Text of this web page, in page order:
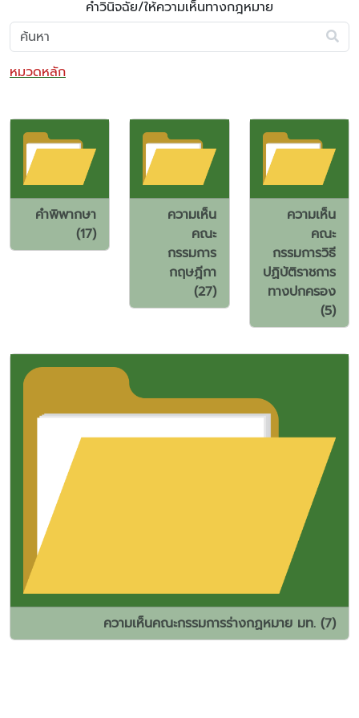
คำวินิจฉัย/ให้ความเห็นทางกฎหมาย
หมวดหลัก
คำพิพากษา
(17)
ความเห็น
คณะ
กรรมการ
กฤษฎีกา
(27)
ความเห็น
คณะ
กรรมการวิธี
ปฏิบัติราชการ
ทางปกครอง
(5)
ความเห็นคณะกรรมการร่างกฏหมาย มท. (7)